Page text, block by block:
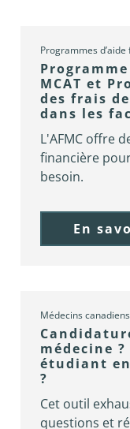
Programmes d’aide
MCAT et
des frais
dans les
L'AFMC offre
financière
besoin.
En
Médecins
médecine
étudiant
?
Cet outil
questions et